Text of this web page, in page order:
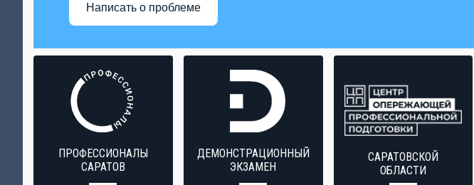
Написать о проблеме
ПРОФЕССИОНАЛЫ
САРАТОВ
ДЕМОНСТРАЦИОННЫЙ
ЭКЗАМЕН
САРАТОВСКОЙ
ОБЛАСТИ